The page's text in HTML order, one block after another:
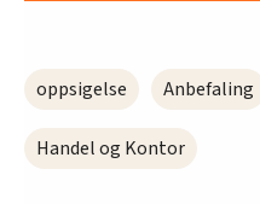
oppsigelse Anbefaling
Handel og Kontor